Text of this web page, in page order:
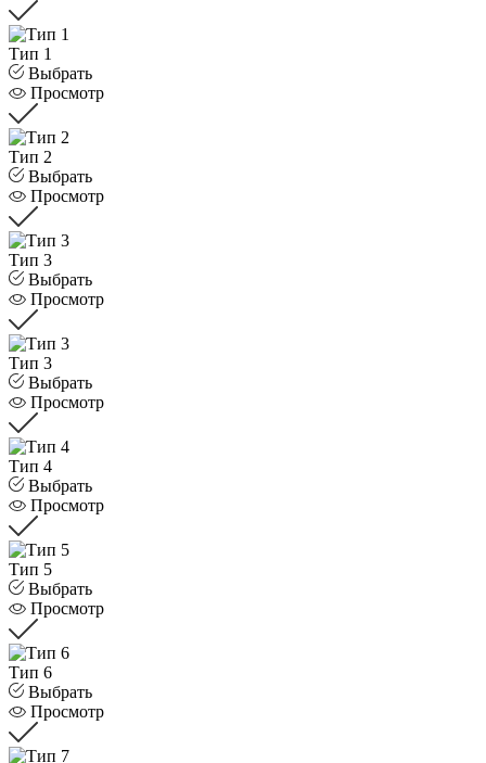
Тип 1
Выбрать
Просмотр
Тип 2
Выбрать
Просмотр
Тип 3
Выбрать
Просмотр
Тип 3
Выбрать
Просмотр
Тип 4
Выбрать
Просмотр
Тип 5
Выбрать
Просмотр
Тип 6
Выбрать
Просмотр